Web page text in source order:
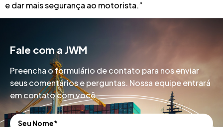
e dar mais segurança ao motorista.”
Fale com a JWM
Preencha o formulário de contato para nos enviar
seus comentários e perguntas. Nossa equipe entrará
em contato com você.